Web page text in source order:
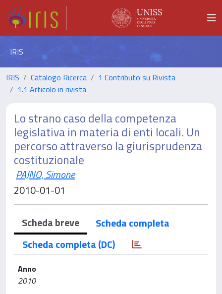
IRIS
IRIS Catalogo Ricerca
1 Contributo su Rivista
1.1 Articolo in rivista
Lo strano caso della competenza
legislativa in materia di enti locali. Un
percorso attraverso la giurisprudenza
costituzionale
PAJNO, Simone
2010-01-01
Scheda breve
Scheda completa
Scheda completa (DC)
Anno
2010